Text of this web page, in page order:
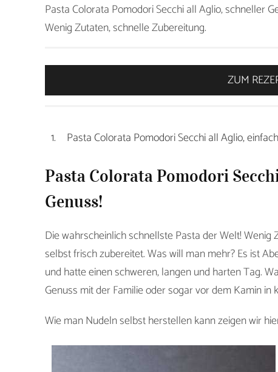
Pasta Colorata Pomodori Secchi all Aglio, schneller
Wenig Zutaten, schnelle Zubereitung.
ZUM
Pasta Colorata Pomodori Secchi all Aglio,
Pasta Colorata Pomodori
Genuss!
Die wahrscheinlich schnellste Pasta der Welt!
selbst frisch zubereitet. Was will man mehr? Es ist
und hatte einen schweren, langen und harten Tag.
Genuss mit der Familie oder sogar vor dem Kamin
Wie man Nudeln selbst herstellen kann zeigen wir